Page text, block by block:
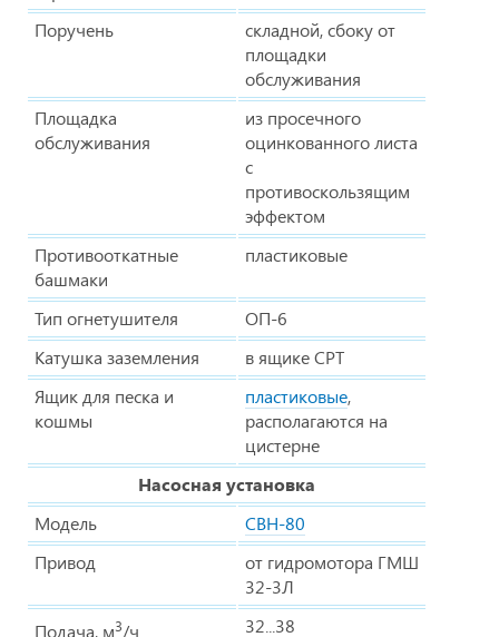
Поручень
складной, сбоку от
площадки
обслуживания
Площадка
обслуживания
из просечного
оцинкованного листа
с
противоскользящим
эффектом
Противооткатные
башмаки
пластиковые
Тип огнетушителя
ОП-6
Катушка заземления
в ящике СРТ
Ящик для песка и
кошмы
пластиковые,
располагаются на
цистерне
Насосная установка
Модель
СВН-80
Привод
от гидромотора ГМШ
32-3Л
Подача, м3/ч 32...38